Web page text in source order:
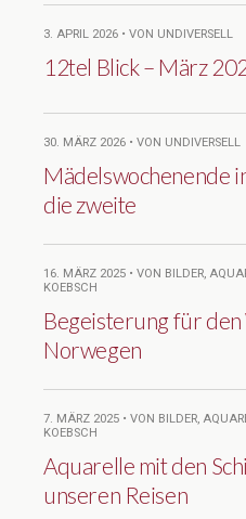
3. APRIL 2026 • VON UNDIVERSELL
12tel Blick – März
30. MÄRZ 2026 • VON UNDIVERSELL
Mädelswochenende
die zweite
16. MÄRZ 2025 • VON BILDER,
KOEBSCH
Begeisterung für
Norwegen
7. MÄRZ 2025 • VON BILDER,
KOEBSCH
Aquarelle mit den
unseren Reisen